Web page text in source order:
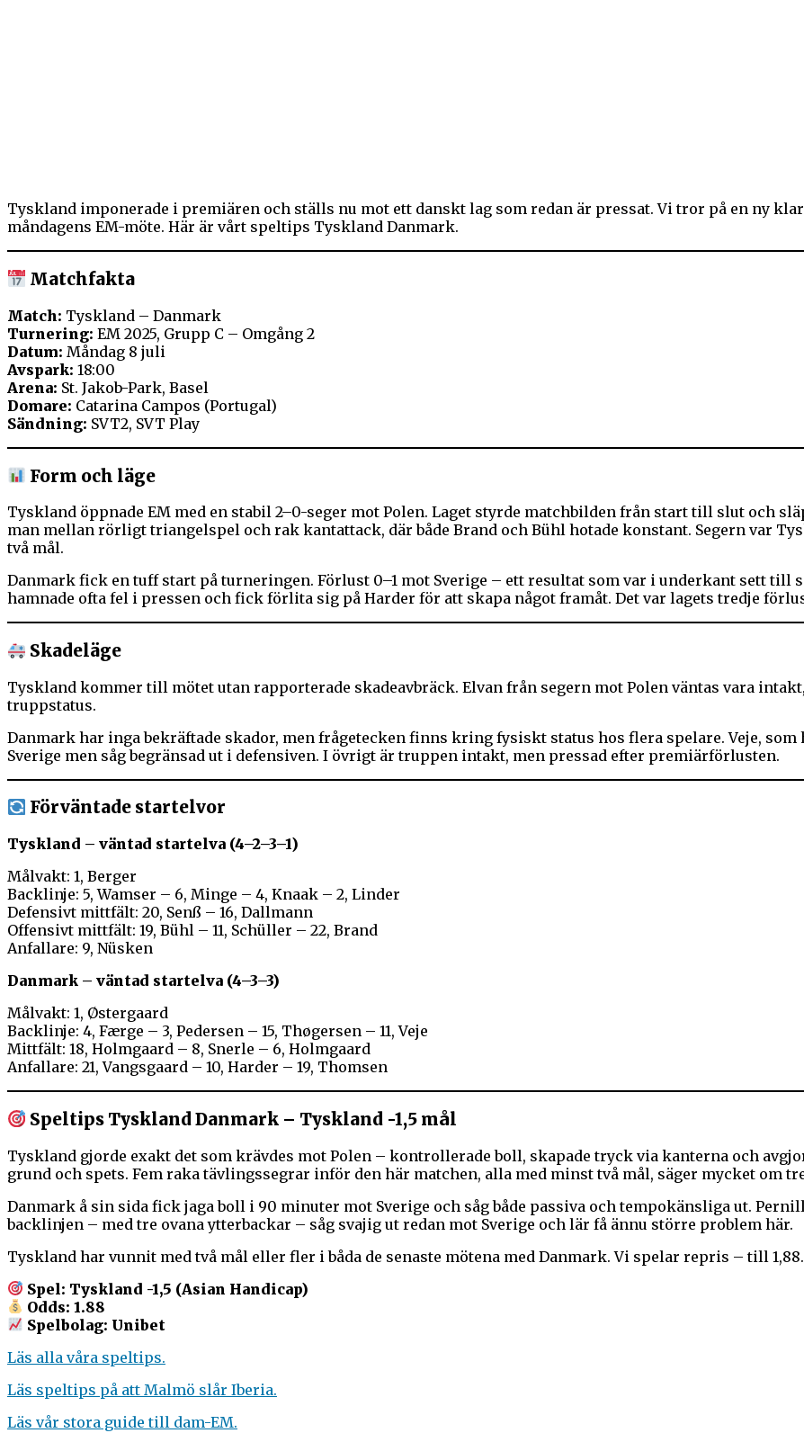
Tyskland imponerade i premiären och ställs nu mot ett danskt lag som redan är pressat. Vi tror på en ny
måndagens EM-möte. Här är vårt speltips Tyskland Danmark.
Matchfakta
Match: Tyskland – Danmark
Turnering: EM 2025, Grupp C – Omgång 2
Datum: Måndag 8 juli
Avspark: 18:00
Arena: St. Jakob-Park, Basel
Domare: Catarina Campos (Portugal)
Sändning: SVT2, SVT Play
Form och läge
Tyskland öppnade EM med en stabil 2–0-seger mot Polen. Laget styrde matchbilden från start till slut och
man mellan rörligt triangelspel och rak kantattack, där både Brand och Bühl hotade konstant. Segern var
två mål.
Danmark fick en tuff start på turneringen. Förlust 0–1 mot Sverige – ett resultat som var i underkant sett till
hamnade ofta fel i pressen och fick förlita sig på Harder för att skapa något framåt. Det var lagets tredje
Skadeläge
Tyskland kommer till mötet utan rapporterade skadeavbräck. Elvan från segern mot Polen väntas vara
truppstatus.
Danmark har inga bekräftade skador, men frågetecken finns kring fysiskt status hos flera spelare. Veje,
Sverige men såg begränsad ut i defensiven. I övrigt är truppen intakt, men pressad efter premiärförlusten.
Förväntade startelvor
Tyskland – väntad startelva (4–2–3–1)
Målvakt: 1, Berger
Backlinje: 5, Wamser – 6, Minge – 4, Knaak – 2, Linder
Defensivt mittfält: 20, Senß – 16, Dallmann
Offensivt mittfält: 19, Bühl – 11, Schüller – 22, Brand
Anfallare: 9, Nüsken
Danmark – väntad startelva (4–3–3)
Målvakt: 1, Østergaard
Backlinje: 4, Færge – 3, Pedersen – 15, Thøgersen – 11, Veje
Mittfält: 18, Holmgaard – 8, Snerle – 6, Holmgaard
Anfallare: 21, Vangsgaard – 10, Harder – 19, Thomsen
Speltips Tyskland Danmark – Tyskland -1,5 mål
Tyskland gjorde exakt det som krävdes mot Polen – kontrollerade boll, skapade tryck via kanterna och
grund och spets. Fem raka tävlingssegrar inför den här matchen, alla med minst två mål, säger mycket om
Danmark å sin sida fick jaga boll i 90 minuter mot Sverige och såg både passiva och tempokänsliga ut.
backlinjen – med tre ovana ytterbackar – såg svajig ut redan mot Sverige och lär få ännu större problem här.
Tyskland har vunnit med två mål eller fler i båda de senaste mötena med Danmark. Vi spelar repris – till 1,88.
Spel: Tyskland -1,5 (Asian Handicap)
Odds: 1.88
Spelbolag: Unibet
Läs alla våra speltips.
Läs speltips på att Malmö slår Iberia.
Läs vår stora guide till dam-EM.